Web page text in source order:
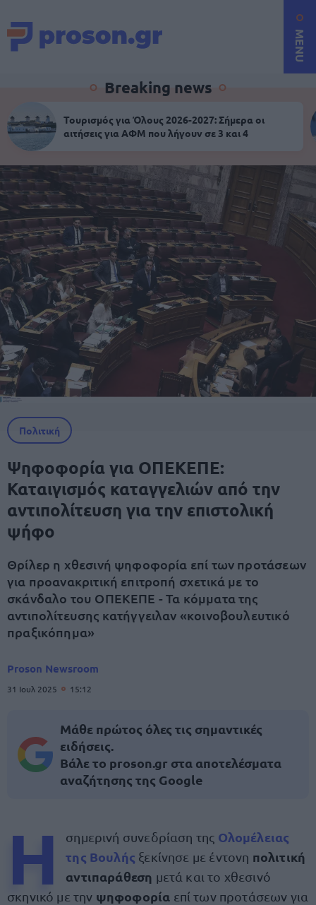
MENU
Breaking news
Τουρισμός για Όλους 2026-2027: Σήμερα οι
αιτήσεις για ΑΦΜ που λήγουν σε 3 και 4
Πολιτική
Ψηφοφορία για ΟΠΕΚΕΠΕ:
Καταιγισμός καταγγελιών από την
αντιπολίτευση για την επιστολική
ψήφο
Θρίλερ η χθεσινή ψηφοφορία επί των προτάσεων
για προανακριτική επιτροπή σχετικά με το
σκάνδαλο του ΟΠΕΚΕΠΕ - Τα κόμματα της
αντιπολίτευσης κατήγγειλαν «κοινοβουλευτικό
πραξικόπημα»
Proson Newsroom
31 Ιουλ 2025 15:12
Μάθε πρώτος όλες τις σημαντικές
ειδήσεις.
Βάλε το proson.gr στα αποτελέσματα
αναζήτησης της Google
Η σημερινή συνεδρίαση της Ολομέλειας
της Βουλής ξεκίνησε με έντονη πολιτική
αντιπαράθεση μετά και το χθεσινό
σκηνικό με την ψηφοφορία επί των προτάσεων για